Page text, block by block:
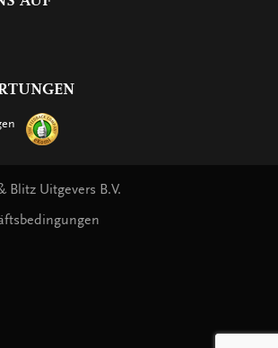
AUF FACEBOOK
SIE UNS AUF INSTAGRAM
Blitz Uitgevers B.V.